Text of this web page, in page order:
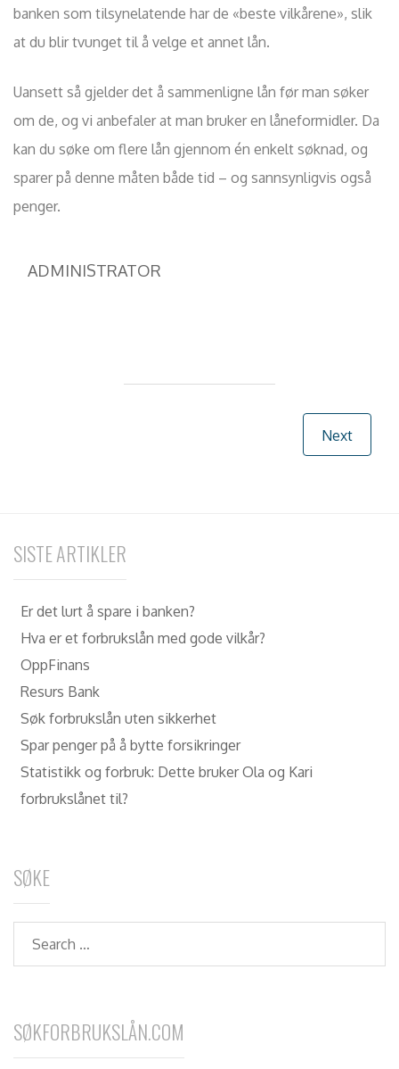
banken som tilsynelatende har de «beste vilkårene», slik
at du blir tvunget til å velge et annet lån.
Uansett så gjelder det å sammenligne lån før man søker
om de, og vi anbefaler at man bruker en låneformidler. Da
kan du søke om flere lån gjennom én enkelt søknad, og
sparer på denne måten både tid – og sannsynligvis også
penger.
ADMINISTRATOR
Next
SISTE ARTIKLER
Er det lurt å spare i banken?
Hva er et forbrukslån med gode vilkår?
OppFinans
Resurs Bank
Søk forbrukslån uten sikkerhet
Spar penger på å bytte forsikringer
Statistikk og forbruk: Dette bruker Ola og Kari
forbrukslånet til?
SØKE
Search
SØKFORBRUKSLÅN.COM